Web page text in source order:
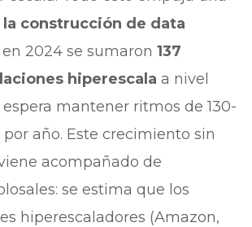
construcción de data
en 2024 se sumaron137
hiperescala a nivel
mantener ritmos de 130-
por año. Este crecimiento sin
acompañado de
se estima que los
hiperescaladores (Amazon,